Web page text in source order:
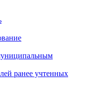
ранее учтенных